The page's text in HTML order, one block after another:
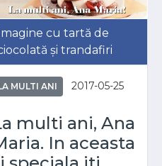
cu tartă de
și trandafiri
MULTI ANI 2017-05-25
multi ani, Ana
In aceasta